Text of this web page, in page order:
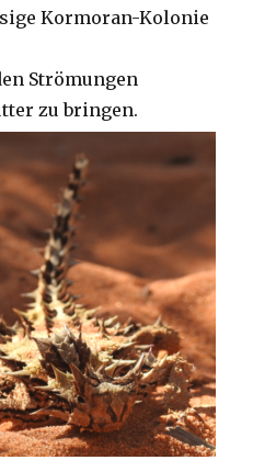
Kormoran-Kolonie
Strömungen
zu bringen.